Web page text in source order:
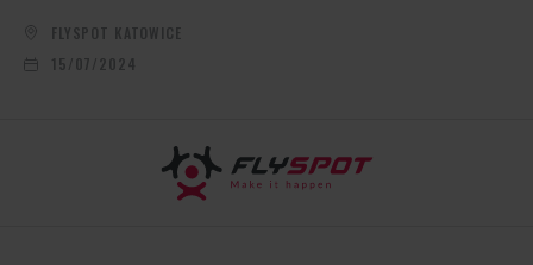
FLYSPOT KATOWICE
15/07/2024